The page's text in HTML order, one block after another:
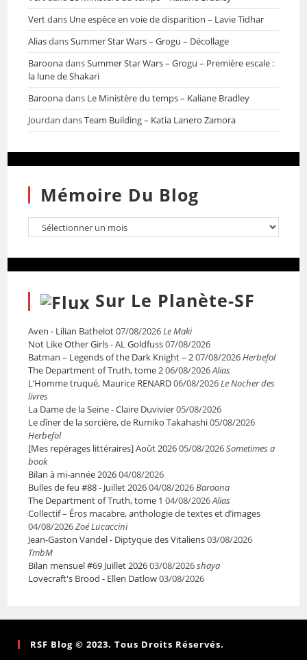
Vertdans Une espèce en voie de disparition – Lavie Tidhar
AliasdansSummer Star Wars – Grogu – Décollage
BaroonadansSummer Star Wars – Grogu – Première escale :
la lune de Shakari
Baroonadans Le Ministère du temps – Kaliane Bradley
Jourdan dansTeam Building – Katia Lanero Zamora
Mémoire Du Blog
Sur Le Planète-SF
Aven - Lilian Bathelot07/08/2026Le Maki
Not Like Other Girls - AL Goldfuss07/08/2026
Batman – Legends of the Dark Knight – 207/08/2026Herbefol
The Department of Truth, tome 206/08/2026Alias
L’Homme truqué, Maurice RENARD06/08/2026Le Nocher des
livres
La Dame de la Seine - Claire Duvivier05/08/2026
Le dîner de la sorcière, de Rumiko Takahashi05/08/2026
Herbefol
[Mes repérages littéraires] Août 202605/08/2026Sometimes a
book
Bilan à mi-année 202604/08/2026
Bulles de feu #88 - Juillet 202604/08/2026Baroona
The Department of Truth, tome 1 04/08/2026Alias
Collectif – Éros macabre, anthologie de textes et d’images
04/08/2026Zoé Lucaccini
Jean-Gaston Vandel - Diptyque des Vitaliens03/08/2026
TmbM
Bilan mensuel #69 Juillet 202603/08/2026shaya
Lovecraft's Brood - Ellen Datlow03/08/2026
RSF Blog © 2023. Tous Droits Réservés.